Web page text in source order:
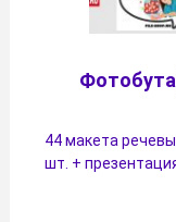
44 макета
шт. +